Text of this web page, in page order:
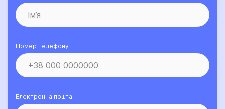
Номер телефону
Електронна пошта